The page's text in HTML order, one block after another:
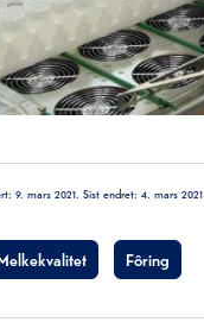
9. mars 2021. Sist endret: 4. mars 2021
Fôring